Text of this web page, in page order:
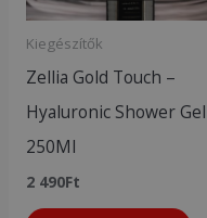
Kiegészítők
Zellia Gold Touch –
Hyaluronic Shower Gel
250Ml
2 490Ft